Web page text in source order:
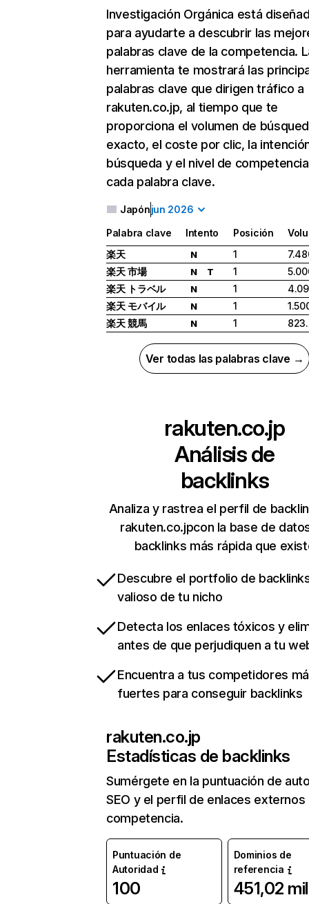
Investigación Orgánica está
para ayudarte a descubrir las
palabras clave de la competencia.
herramienta te mostrará las
palabras clave que dirigen tráfico a
rakuten.co.jp, al tiempo que te
proporciona el volumen de
exacto, el coste por clic, la
búsqueda y el nivel de
cada palabra clave.
Japónjun 2026
Palabra clave Intento Posición
楽天
N 1
楽天 市場
N T 1
楽天 トラベル
N 1
楽天 モバイル
N 1
楽天 競馬
N 1
Ver todas las palabras clave →
rakuten.co.jp
Análisis de
backlinks
Analiza y rastrea el perfil de
rakuten.co.jpcon la base de
backlinks más rápida que
Descubre el portfolio de
valioso de tu nicho
Detecta los enlaces tóxicos y
antes de que perjudiquen a tu
Encuentra a tus competidores
fuertes para conseguir backlinks
rakuten.co.jp
Estadísticas de backlinks
Sumérgete en la puntuación de
SEO y el perfil de enlaces externos
competencia.
Puntuación de
Autoridad
100
Dominios de
referencia
451,02 mil